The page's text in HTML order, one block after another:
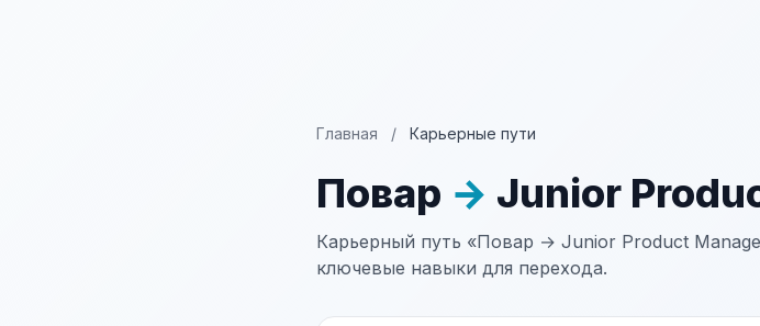
Главная / Карьерные пути
Повар → Junior
Карьерный путь «Повар → Junior Product
ключевые навыки для перехода.